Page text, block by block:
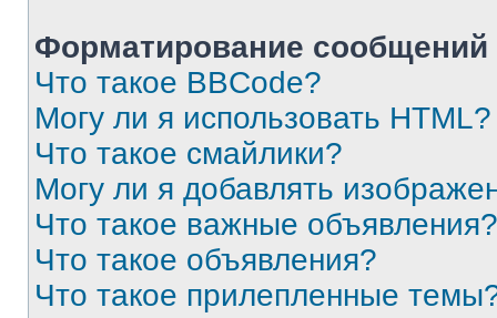
Форматирование
Что такое BBCode?
Могу ли я использовать HTML?
Что такое смайлики?
Могу ли я добавлять
Что такое важные объявления?
Что такое объявления?
Что такое прилепленные